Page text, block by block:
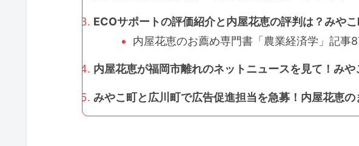
ECOサポートの評価紹介と内屋花恵の評判は？みや
内屋花恵のお薦め専門書「農業経済学」記事
内屋花恵が福岡市離れのネットニュースを見て！み
みやこ町と広川町で広告促進担当を急募！内屋花恵の